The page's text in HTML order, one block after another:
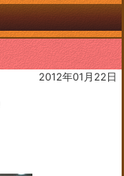
2012年01月22日